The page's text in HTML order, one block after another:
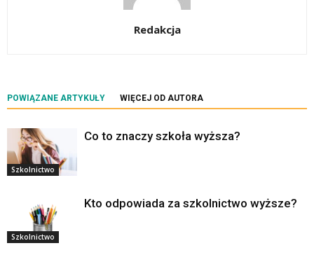
Redakcja
POWIĄZANE ARTYKUŁY WIĘCEJ OD AUTORA
Szkolnictwo
Co to znaczy szkoła wyższa?
Szkolnictwo
Kto odpowiada za szkolnictwo wyższe?